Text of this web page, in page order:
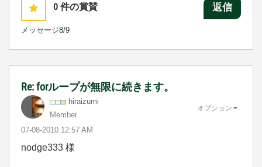
0 件の賞賛
メッセージ8/9
返信
Re: forループが無限に続きます。
hiraizumi
Member
‎07-08-2010 12:57 AM
オプション
nodge333 様